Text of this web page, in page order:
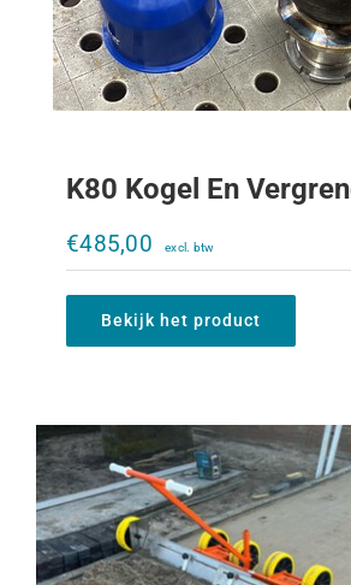
K80 Kogel En
€485,00
Bekijk het product
€750,00